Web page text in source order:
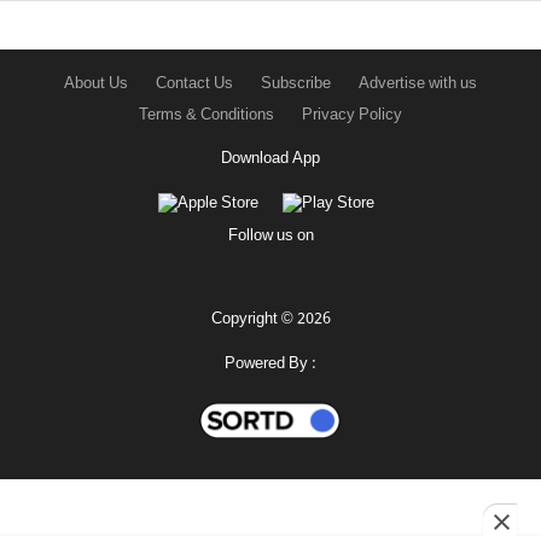
About Us Contact Us Subscribe
Advertise with us
Terms & Conditions
Privacy Policy
Download App
Follow us on
Copyright © 2026
Powered By :